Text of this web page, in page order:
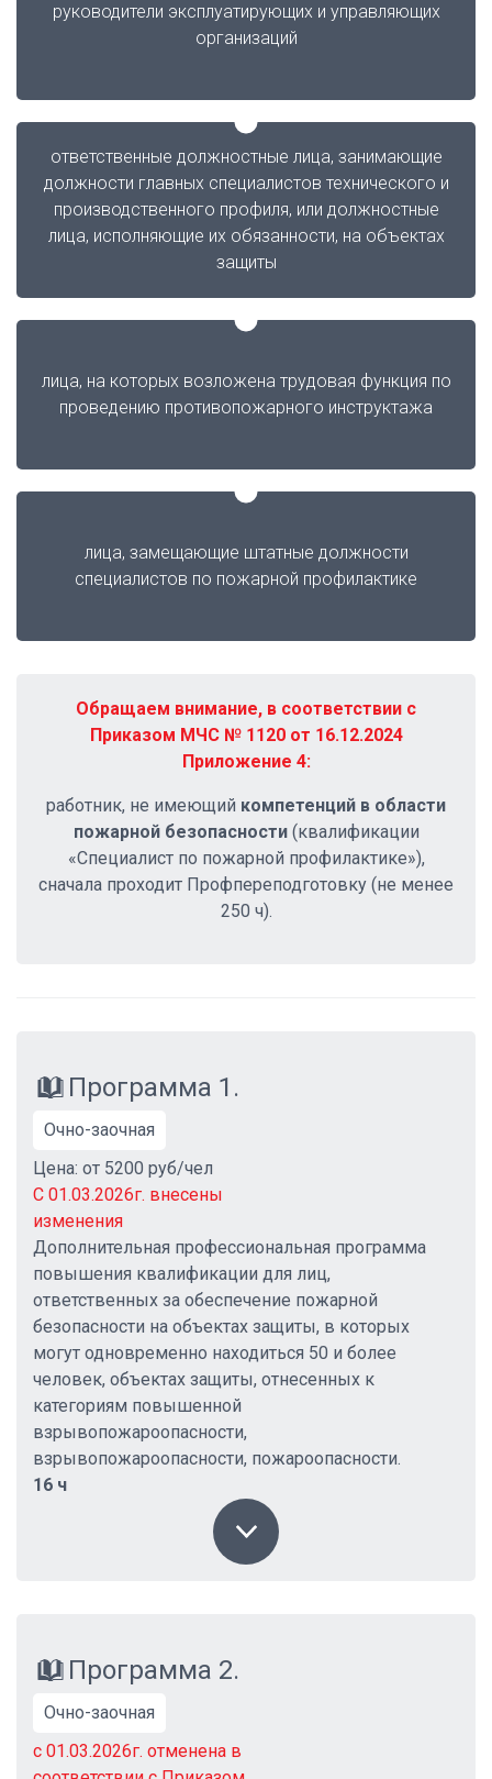
руководители эксплуатирующих и управляющих
организаций
ответственные должностные лица, занимающие
должности главных специалистов технического и
производственного профиля, или должностные
лица, исполняющие их обязанности, на объектах
защиты
лица, на которых возложена трудовая функция по
проведению противопожарного инструктажа
лица, замещающие штатные должности
специалистов по пожарной профилактике
Обращаем внимание, в соответствии с
Приказом МЧС № 1120 от 16.12.2024
Приложение 4:
работник, не имеющий компетенций в области
пожарной безопасности(квалификации
«Специалист по пожарной профилактике»),
сначала проходит Профпереподготовку (не менее
250 ч).
Программа 1.
Очно-заочная
Цена: от 5200 руб/чел
С 01.03.2026г. внесены
изменения
Дополнительная профессиональная программа
повышения квалификации для лиц,
ответственных за обеспечение пожарной
безопасности на объектах защиты, в которых
могут одновременно находиться 50 и более
человек, объектах защиты, отнесенных к
категориям повышенной
взрывопожароопасности,
взрывопожароопасности, пожароопасности.
16 ч
Программа 2.
Очно-заочная
с 01.03.2026г. отменена в